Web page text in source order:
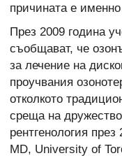
причината е
През 2009 година
съобщават, че
за лечение на
проучвания
отколкото
среща на
рентгенология
MD, University of